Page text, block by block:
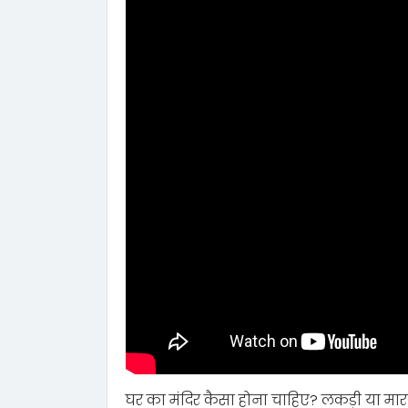
घर का मंदिर कैसा होना चाहिए? लकड़ी या